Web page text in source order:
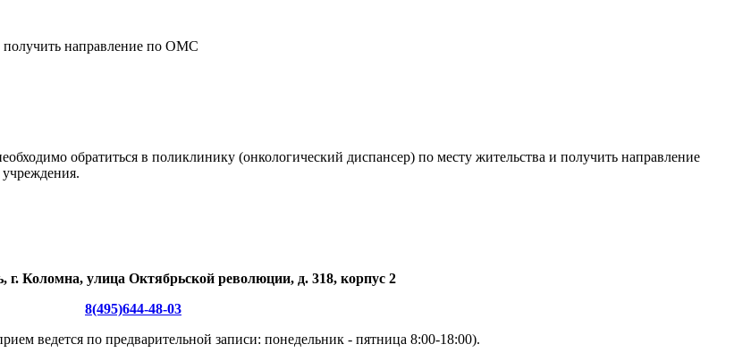
получить направление по ОМС
обратиться в поликлинику (онкологический диспансер) по месту жительства и получить направление
г. Коломна, улица Октябрьской революции, д. 318, корпус 2
8(495)644-48-03
ведется по предварительной записи: понедельник - пятница 8:00-18:00).